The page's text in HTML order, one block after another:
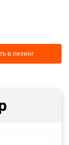
в лизинг